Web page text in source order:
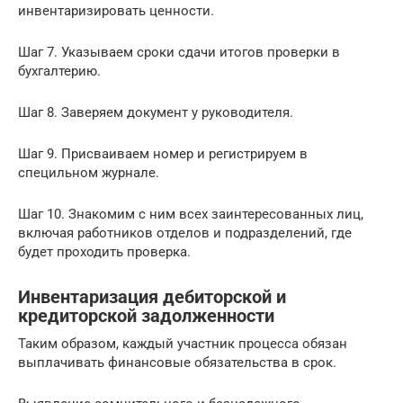
инвентаризировать ценности.
Шаг 7. Указываем сроки сдачи итогов проверки в
бухгалтерию.
Шаг 8. Заверяем документ у руководителя.
Шаг 9. Присваиваем номер и регистрируем в
специльном журнале.
Шаг 10. Знакомим с ним всех заинтересованных лиц,
включая работников отделов и подразделений, где
будет проходить проверка.
Инвентаризация дебиторской и
кредиторской задолженности
Таким образом, каждый участник процесса обязан
выплачивать финансовые обязательства в срок.